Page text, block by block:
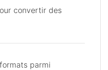
convertir des
parmi